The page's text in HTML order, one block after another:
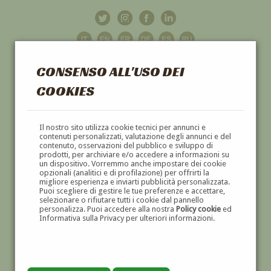
CONSENSO ALL'USO DEI
COOKIES
Il nostro sito utilizza cookie tecnici per annunci e
contenuti personalizzati, valutazione degli annunci e del
contenuto, osservazioni del pubblico e sviluppo di
prodotti, per archiviare e/o accedere a informazioni su
un dispositivo. Vorremmo anche impostare dei cookie
opzionali (analitici e di profilazione) per offrirti la
migliore esperienza e inviarti pubblicità personalizzata.
Puoi scegliere di gestire le tue preferenze e accettare,
selezionare o rifiutare tutti i cookie dal pannello
personalizza. Puoi accedere alla nostra Policy cookieed
Informativa sulla Privacy per ulteriori informazioni.
GALLERIAD'ARTE
DIPINTI E SCULTURE '800 E '900